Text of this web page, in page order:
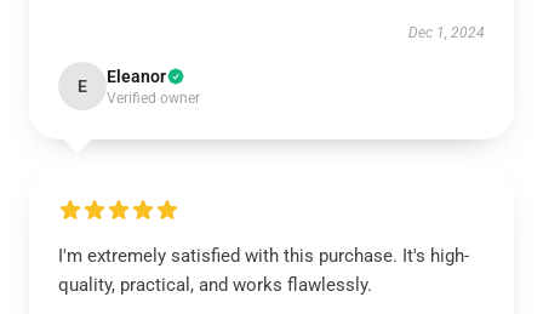
Dec 1, 2024
E Eleanor
Verified owner
I'm extremely satisfied with this purchase. It's high-
quality, practical, and works flawlessly.